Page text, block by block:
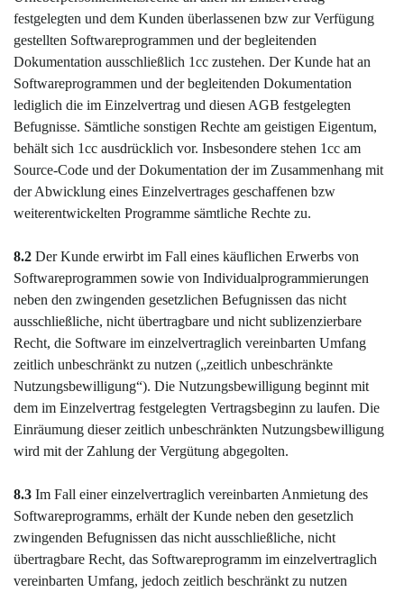
festgelegten und dem Kunden überlassenen bzw zur Verfügung
gestellten Softwareprogrammen und der begleitenden
Dokumentation ausschließlich 1cc zustehen. Der Kunde hat an
Softwareprogrammen und der begleitenden Dokumentation
lediglich die im Einzelvertrag und diesen AGB festgelegten
Befugnisse. Sämtliche sonstigen Rechte am geistigen Eigentum,
behält sich 1cc ausdrücklich vor. Insbesondere stehen 1cc am
Source-Code und der Dokumentation der im Zusammenhang mit
der Abwicklung eines Einzelvertrages geschaffenen bzw
weiterentwickelten Programme sämtliche Rechte zu.
8.2 Der Kunde erwirbt im Fall eines käuflichen Erwerbs von
Softwareprogrammen sowie von Individualprogrammierungen
neben den zwingenden gesetzlichen Befugnissen das nicht
ausschließliche, nicht übertragbare und nicht sublizenzierbare
Recht, die Software im einzelvertraglich vereinbarten Umfang
zeitlich unbeschränkt zu nutzen („zeitlich unbeschränkte
Nutzungsbewilligung“). Die Nutzungsbewilligung beginnt mit
dem im Einzelvertrag festgelegten Vertragsbeginn zu laufen. Die
Einräumung dieser zeitlich unbeschränkten Nutzungsbewilligung
wird mit der Zahlung der Vergütung abgegolten.
8.3 Im Fall einer einzelvertraglich vereinbarten Anmietung des
Softwareprogramms, erhält der Kunde neben den gesetzlich
zwingenden Befugnissen das nicht ausschließliche, nicht
übertragbare Recht, das Softwareprogramm im einzelvertraglich
vereinbarten Umfang, jedoch zeitlich beschränkt zu nutzen